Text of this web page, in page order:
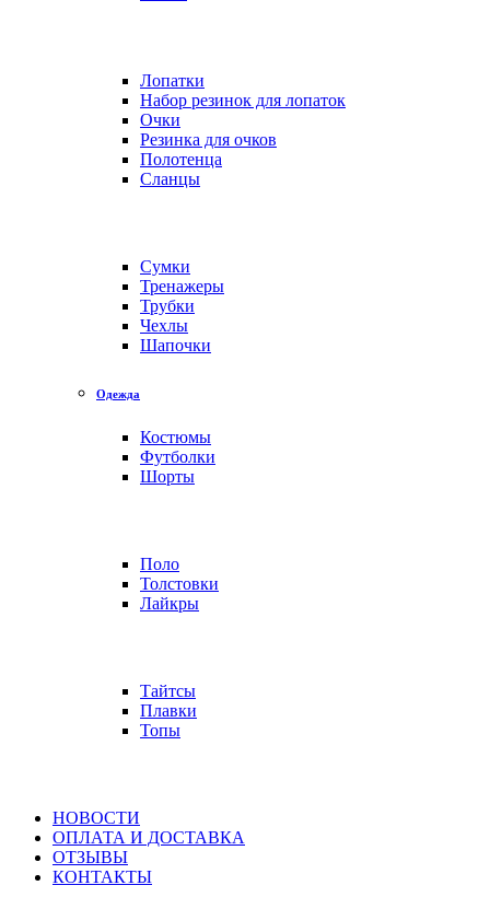
Лопатки
Набор резинок для лопаток
Очки
Резинка для очков
Полотенца
Сланцы
Сумки
Тренажеры
Трубки
Чехлы
Шапочки
Одежда
Костюмы
Футболки
Шорты
Поло
Толстовки
Лайкры
Тайтсы
Плавки
Топы
НОВОСТИ
ОПЛАТА И ДОСТАВКА
ОТЗЫВЫ
КОНТАКТЫ